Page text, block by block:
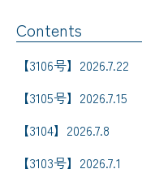
Contents
【3106号】2026.7.22
【3105号】2026.7.15
【3104】2026.7.8
【3103号】2026.7.1